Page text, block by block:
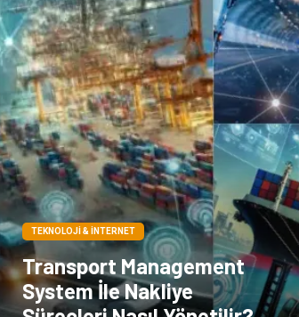
TEKNOLOJI & İNTERNET
Transport Management
System İle Nakliye